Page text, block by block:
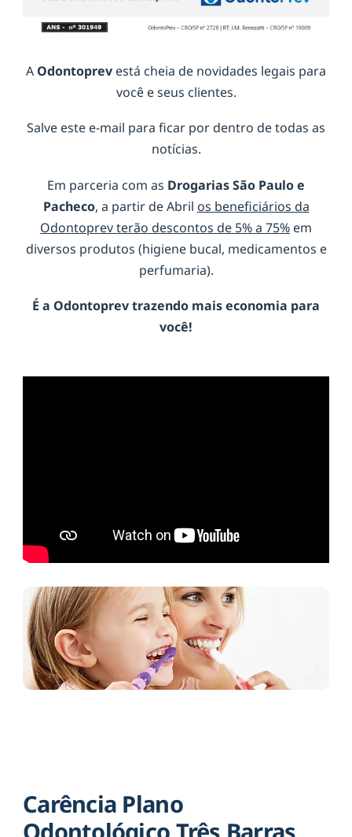
A Odontoprev está cheia de novidades legais para
você e seus clientes.
Salve este e-mail para ficar por dentro de todas as
notícias.
Em parceria com as Drogarias São Paulo e
Pacheco, a partir de Abril os beneficiários da
Odontoprev terão descontos de 5% a 75% em
diversos produtos (higiene bucal, medicamentos e
perfumaria).
É a Odontoprevtrazendo mais economia para
você!
Carência Plano
Odontológico Três Barras